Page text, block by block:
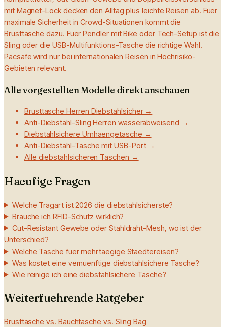
mit Magnet-Lock decken den Alltag plus leichte Reisen ab. Fuer
maximale Sicherheit in Crowd-Situationen kommt die
Brusttasche dazu. Fuer Pendler mit Bike oder Tech-Setup ist die
Sling oder die USB-Multifunktions-Tasche die richtige Wahl.
Pacsafe wird nur bei internationalen Reisen in Hochrisiko-
Gebieten relevant.
Alle vorgestellten Modelle direkt anschauen
Brusttasche Herren Diebstahlsicher→
Anti-Diebstahl-Sling Herren wasserabweisend →
Diebstahlsichere Umhaengetasche →
Anti-Diebstahl-Tasche mit USB-Port→
Alle diebstahlsicheren Taschen →
Haeufige Fragen
Welche Tragart ist 2026 die diebstahlsicherste?
Brauche ich RFID-Schutz wirklich?
Cut-Resistant Gewebe oder Stahldraht-Mesh, wo ist der
Unterschied?
Welche Tasche fuer mehrtaegige Staedtereisen?
Was kostet eine vernuenftige diebstahlsichere Tasche?
Wie reinige ich eine diebstahlsichere Tasche?
Weiterfuehrende Ratgeber
Brusttasche vs. Bauchtasche vs. Sling Bag